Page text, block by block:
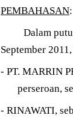
PEMBAHASAN:
Dalam
September
- PT. MARRIN
perseroan,
- RINAWATI,